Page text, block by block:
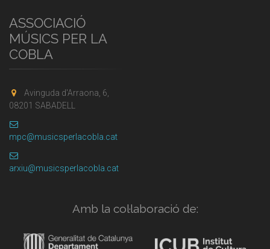
ASSOCIACIÓ
MÚSICS PER LA
COBLA
Avinguda d'Arraona, 6,
08201 SABADELL
mpc@musicsperlacobla.cat
arxiu@musicsperlacobla.cat
Amb la col·laboració de: